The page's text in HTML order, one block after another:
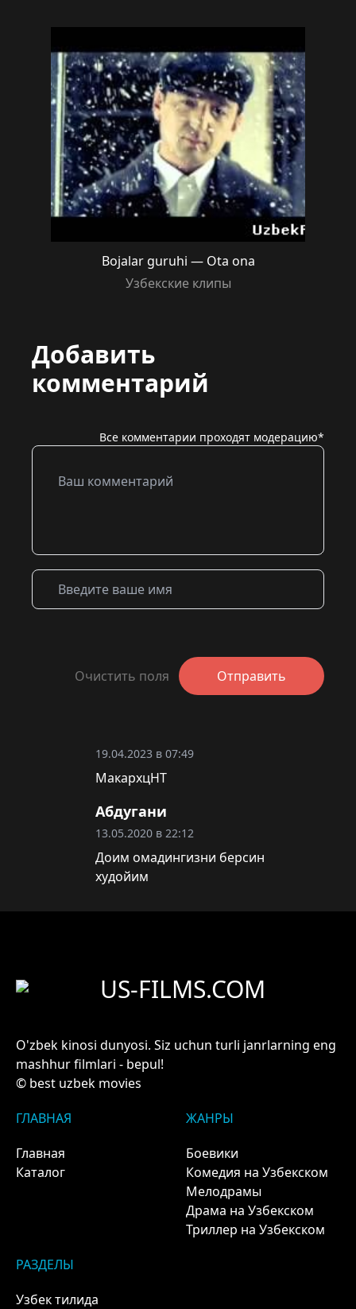
Bojalar guruhi — Ota ona
Узбекские клипы
Добавить
комментарий
Все комментарии проходят модерацию*
Очистить поля Отправить
19.04.2023 в 07:49
МакархцНТ
Абдугани
13.05.2020 в 22:12
Доим омадингизни берсин
худойим
US-FILMS.COM
O'zbek kinosi dunyosi. Siz uchun turli janrlarning eng
mashhur filmlari - bepul!
© best uzbek movies
ГЛАВНАЯ
Главная
Каталог
ЖАНРЫ
Боевики
Комедия на Узбекском
Мелодрамы
Драма на Узбекском
Триллер на Узбекском
РАЗДЕЛЫ
Узбек тилида